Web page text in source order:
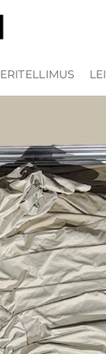
ERITELLIMUS